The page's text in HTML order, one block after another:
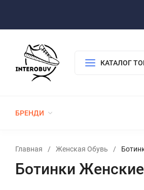
КАТАЛОГ
БРЕНДИ
Главная / Женская Обувь /
Ботинки